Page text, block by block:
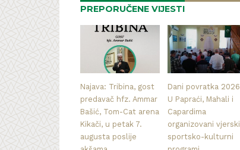
PREPORUČENE VIJESTI
Najava: Tribina, gost
predavač hfz. Ammar
Bašić, Tom-Cat arena
Kikači, u petak 7.
augusta poslije
Dani povratka
U Papraći, Mahali i
Capardima
organizovani
sportsko-kulturni